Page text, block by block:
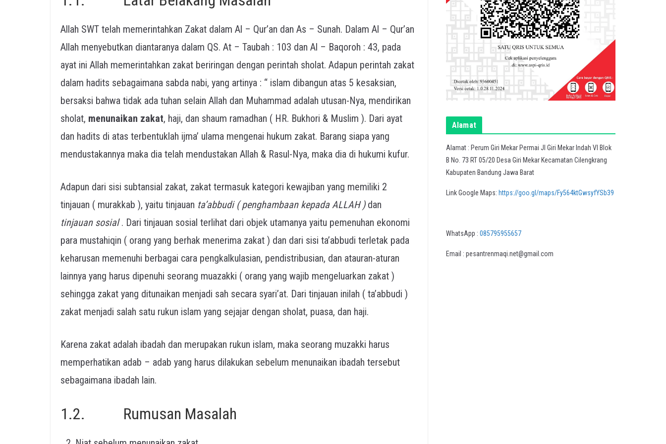
Allah SWT telah memerintahkan Zakat dalam Al – Qur’an dan As – Sunah. Dalam Al – Qur’an
Allah menyebutkan diantaranya dalam QS. At – Taubah : 103 dan Al – Baqoroh : 43, pada
ayat ini Allah memerintahkan zakat beriringan dengan perintah sholat. Adapun perintah zakat
dalam hadits sebagaimana sabda nabi, yang artinya : “ islam dibangun atas 5 kesaksian,
bersaksi bahwa tidak ada tuhan selain Allah dan Muhammad adalah utusan-Nya, mendirikan
sholat, menunaikan zakat, haji, dan shaum ramadhan ( HR. Bukhori & Muslim ). Dari ayat
dan hadits di atas terbentuklah ijma’ ulama mengenai hukum zakat. Barang siapa yang
mendustakannya maka dia telah mendustakan Allah & Rasul-Nya, maka dia di hukumi kufur.
Adapun dari sisi subtansial zakat, zakat termasuk kategori kewajiban yang memiliki 2
tinjauan ( murakkab ), yaitu tinjauan ta’abbudi ( penghambaan kepada ALLAH ) dan
tinjauan sosial. Dari tinjauan sosial terlihat dari objek utamanya yaitu pemenuhan ekonomi
para mustahiqin ( orang yang berhak menerima zakat ) dan dari sisi ta’abbudi terletak pada
keharusan memenuhi berbagai cara pengkalkulasian, pendistribusian, dan atauran-aturan
lainnya yang harus dipenuhi seorang muazakki ( orang yang wajib mengeluarkan zakat )
sehingga zakat yang ditunaikan menjadi sah secara syari’at. Dari tinjauan inilah ( ta’abbudi )
zakat menjadi salah satu rukun islam yang sejajar dengan sholat, puasa, dan haji.
Karena zakat adalah ibadah dan merupakan rukun islam, maka seorang muzakki harus
memperhatikan adab – adab yang harus dilakukan sebelum menunaikan ibadah tersebut
sebagaimana ibadah lain.
1.2. Rumusan Masalah
Alamat
Alamat : Perum Giri Mekar Permai Jl Giri Mekar Indah VI Blok
B No. 73 RT 05/20 Desa Giri Mekar Kecamatan Cilengkrang
Kabupaten Bandung Jawa Barat
Link Google Maps: https://goo.gl/maps/Fy564ktGwsyfYSb39
WhatsApp : 085795955657
Email : pesantrenmaqi.net@gmail.com